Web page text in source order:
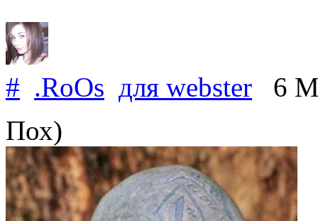
# .RoOs для webster 6
Пох)